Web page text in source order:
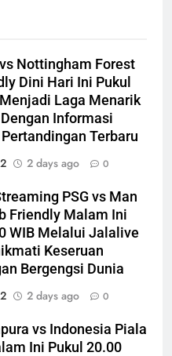
Nottingham Forest
Dini Hari Ini Pukul
Laga Menarik
Informasi
Terbaru
2 days ago 0
PSG vs Man
Friendly Malam Ini
WIB Melalui Jalalive
Keseruan
Bergengsi Dunia
2 days ago 0
vs Indonesia Piala
Ini Pukul 20.00